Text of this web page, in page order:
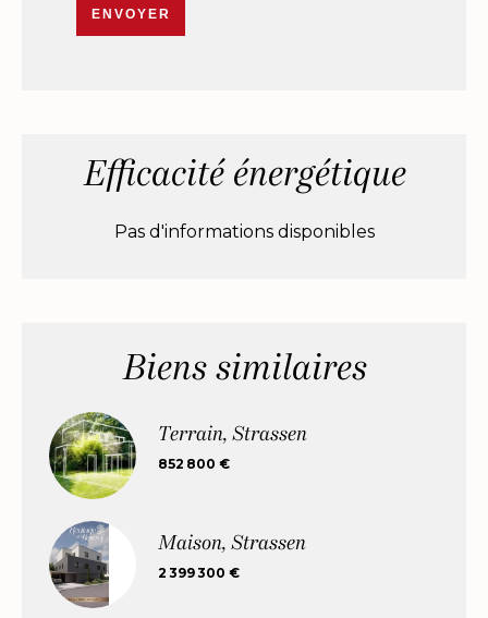
ENVOYER
Efficacité énergétique
Pas d'informations disponibles
Biens similaires
Terrain, Strassen
852 800 €
Maison, Strassen
2 399 300 €